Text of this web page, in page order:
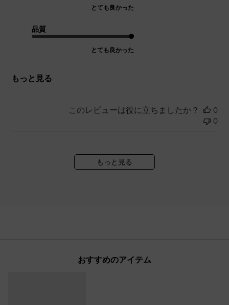
とても良かった
品質
とても良かった
もっと見る
このレビューは役に立ちましたか？
0
0
もっと見る
おすすめのアイテム